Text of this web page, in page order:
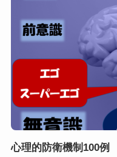
心理的防衛機制100例